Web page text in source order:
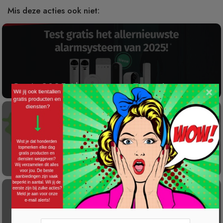
Mis deze acties ook niet:
Gratis 2025 Alarmsysteem Testen!
Laat éénmalig GRATIS je container reinigen
×